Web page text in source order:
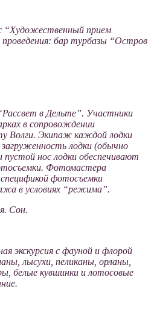
“Художественный прием
бар турбазы “Остров
в Дельте”. Участники
в сопровождении
Волги. Экипаж каждой лодки
лодки (обычно
пустой нос лодки обеспечивают
Фотомастера
фотосъемки
в условиях “режима”.
Cон.
экскурсия с фауной и флорой
лысухи, пеликаны, орланы,
белые кувшинки и лотосовые